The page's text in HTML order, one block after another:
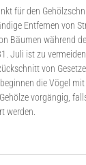
für den
Entfernen von
Bäumen während
Juli ist zu
von
die Vögel mit
vorgängig,
werden.